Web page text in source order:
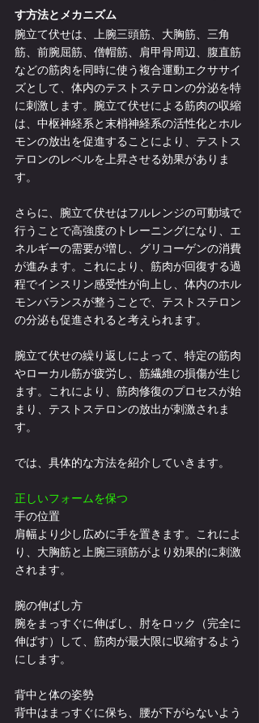
す方法とメカニズム
腕立て伏せは、上腕三頭筋、大胸筋、三角
筋、前腕屈筋、僧帽筋、肩甲骨周辺、腹直筋
などの筋肉を同時に使う複合運動エクササイ
ズとして、体内のテストステロンの分泌を特
に刺激します。腕立て伏せによる筋肉の収縮
は、中枢神経系と末梢神経系の活性化とホル
モンの放出を促進することにより、テストス
テロンのレベルを上昇させる効果がありま
す。
さらに、腕立て伏せはフルレンジの可動域で
行うことで高強度のトレーニングになり、エ
ネルギーの需要が増し、グリコーゲンの消費
が進みます。これにより、筋肉が回復する過
程でインスリン感受性が向上し、体内のホル
モンバランスが整うことで、テストステロン
の分泌も促進されると考えられます。
腕立て伏せの繰り返しによって、特定の筋肉
やローカル筋が疲労し、筋繊維の損傷が生じ
ます。これにより、筋肉修復のプロセスが始
まり、テストステロンの放出が刺激されま
す。
では、具体的な方法を紹介していきます。
正しいフォームを保つ
手の位置
肩幅より少し広めに手を置きます。これによ
り、大胸筋と上腕三頭筋がより効果的に刺激
されます。
腕の伸ばし方
腕をまっすぐに伸ばし、肘をロック（完全に
伸ばす）して、筋肉が最大限に収縮するよう
にします。
背中と体の姿勢
背中はまっすぐに保ち、腰が下がらないよう